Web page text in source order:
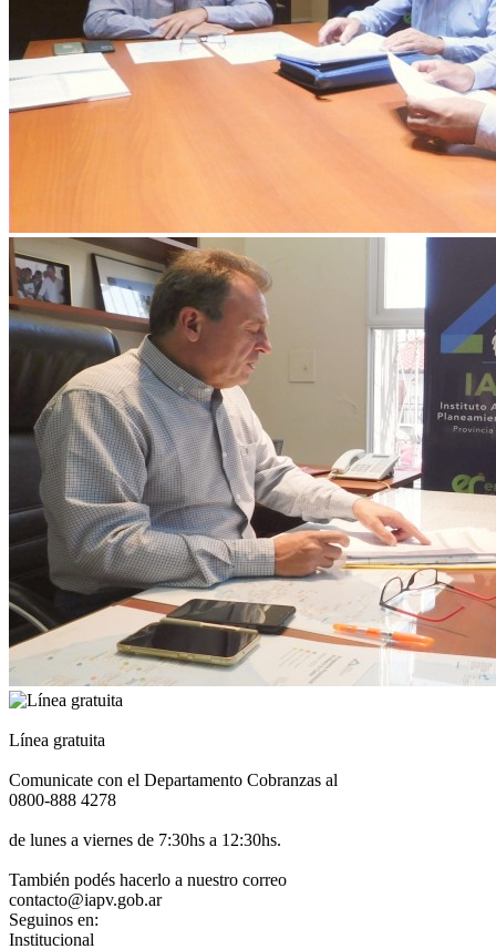
Línea gratuita
Comunicate con el Departamento Cobranzas al
0800-888 4278
de lunes a viernes de 7:30hs a 12:30hs.
También podés hacerlo a nuestro correo
contacto@iapv.gob.ar
Seguinos en:
Institucional